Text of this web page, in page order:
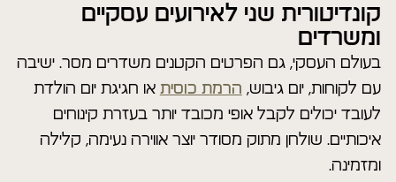
קונדיטורית שני לאירועים עסקיים
ומשרדים
בעולם העסקי, גם הפרטים הקטנים משדרים מסר. ישיבה
עם לקוחות, יום גיבוש, הרמת כוסית או חגיגת יום הולדת
לעובד יכולים לקבל אופי מכובד יותר בעזרת קינוחים
איכותיים. שולחן מתוק מסודר יוצר אווירה נעימה, קלילה
ומזמינה.